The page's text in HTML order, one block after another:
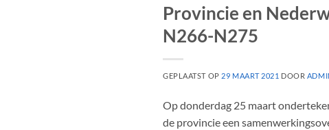
Provincie en
N266-N275
GEPLAATST OP 29 MAART 2021 DOOR
Op donderdag 25 maart
de provincie een